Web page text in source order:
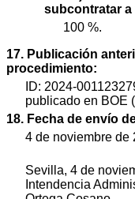
subcontratar a
100 %.
17. Publicación
procedimiento:
ID: 2024-
publicado en BOE
18. Fecha de envío
4 de noviembre de
Sevilla, 4 de
Intendencia